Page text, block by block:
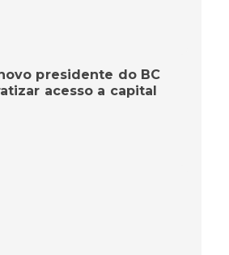
presidente do BC
acesso a capital